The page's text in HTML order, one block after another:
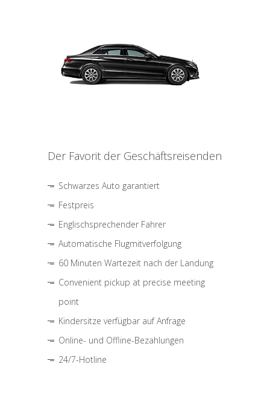
Der Favorit der Geschäftsreisenden
Schwarzes Auto garantiert
Festpreis
Englischsprechender Fahrer
Automatische Flugmitverfolgung
60 Minuten Wartezeit nach der Landung
Convenient pickup at precise meeting
point
Kindersitze verfügbar auf Anfrage
Online- und Offline-Bezahlungen
24/7-Hotline